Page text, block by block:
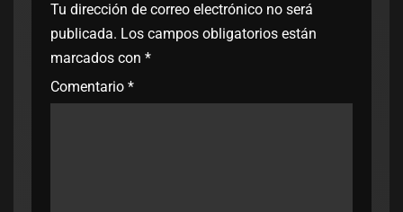
Tu dirección de correo electrónico no será
publicada. Los campos obligatorios están
marcados con *
Comentario *